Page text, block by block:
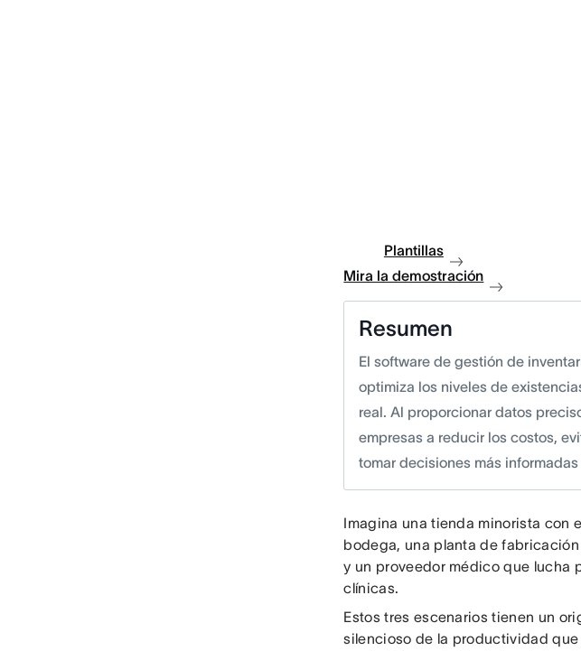
Plantillas
Mira la demostración
Resumen
El software de gestión de
optimiza los niveles de
real. Al proporcionar datos
empresas a reducir los costos,
tomar decisiones más
Imagina una tienda minorista con
bodega, una planta de
y un proveedor médico que lucha
clínicas.
Estos tres escenarios tienen un
silencioso de la productividad